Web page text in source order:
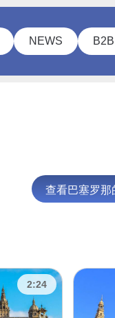
NEWS B2B
查看巴塞罗那
2:24